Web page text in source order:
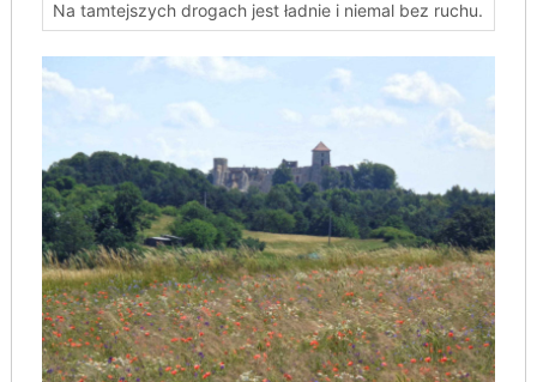
Na tamtejszych drogach jest ładnie i niemal bez ruchu.